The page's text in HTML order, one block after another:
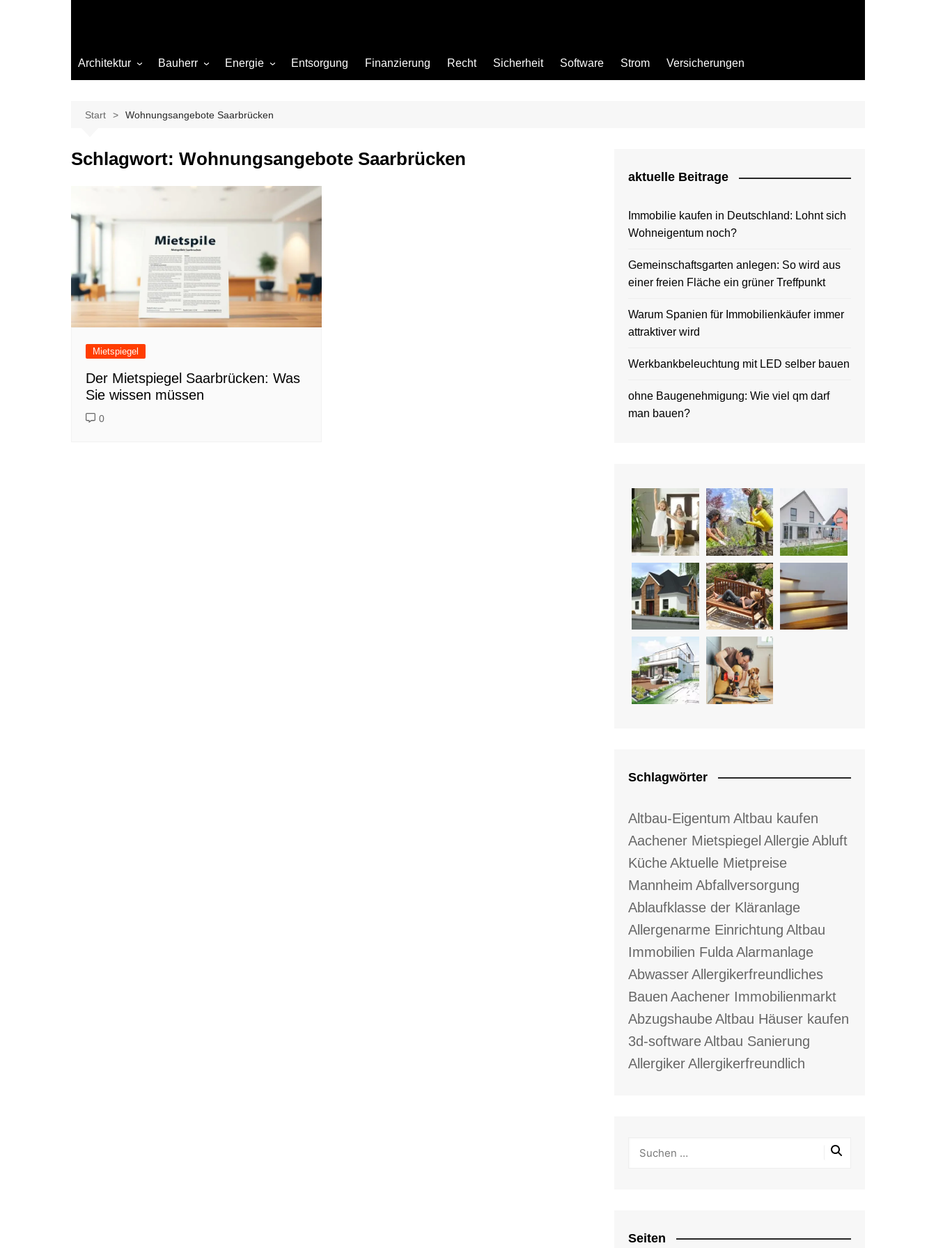
Architektur Bauherr
Beleuchtung
Büro
Garten
Materialien
Ökologisch bauen
Hygiene
Energie
Gas
Entsorgung Finanzierung Recht Sicherheit Software Strom Versicherungen
Start Wohnungsangebote Saarbrücken
Schlagwort: Wohnungsangebote Saarbrücken
Mietspiegel
Der Mietspiegel Saarbrücken: Was
Sie wissen müssen
0
aktuelle Beitrage
Immobilie kaufen in Deutschland: Lohnt sich
Wohneigentum noch?
Gemeinschaftsgarten anlegen: So wird aus
einer freien Fläche ein grüner Treffpunkt
Warum Spanien für Immobilienkäufer immer
attraktiver wird
Werkbankbeleuchtung mit LED selber bauen
ohne Baugenehmigung: Wie viel qm darf
man bauen?
Schlagwörter
Altbau-Eigentum Altbau kaufen
Aachener Mietspiegel AllergieAbluft
KücheAktuelle Mietpreise
Mannheim Abfallversorgung
Ablaufklasse der Kläranlage
Allergenarme Einrichtung Altbau
Immobilien FuldaAlarmanlage
AbwasserAllergikerfreundliches
Bauen Aachener Immobilienmarkt
AbzugshaubeAltbau Häuser kaufen
3d-softwareAltbau Sanierung
AllergikerAllergikerfreundlich
Seiten